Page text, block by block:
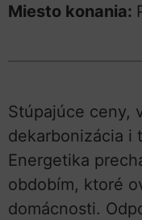
Miesto konania:
Stúpajúce ceny,
dekarbonizácia i
Energetika
obdobím, ktoré
domácnosti.